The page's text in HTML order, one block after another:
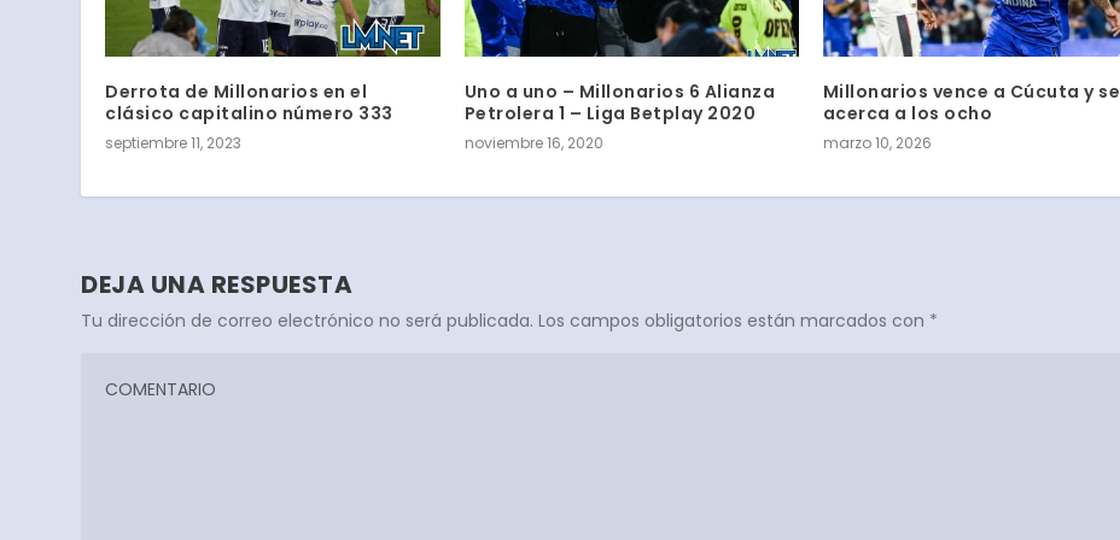
Derrota de Millonarios en el
clásico capitalino número 333
septiembre 11, 2023
Uno a uno – Millonarios 6 Alianza
Petrolera 1 – Liga Betplay 2020
noviembre 16, 2020
Millonarios vence a Cúcuta y se
acerca a los ocho
marzo 10, 2026
DEJA UNA RESPUESTA
Tu dirección de correo electrónico no será publicada. Los campos obligatorios están marcados con *